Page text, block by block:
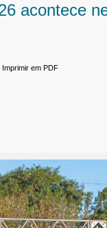
acontece
Imprimir em PDF